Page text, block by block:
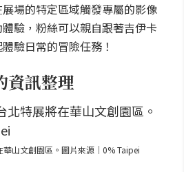
場的特定區域觸發專屬的影像
驗，粉絲可以親自跟著吉伊卡
驗日常的冒險任務！
資訊整理
華山文創園區。圖片來源｜0% Taipei